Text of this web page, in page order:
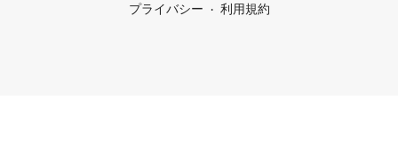
プライバシー 利用規約